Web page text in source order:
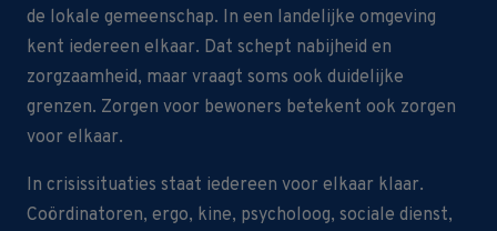
de lokale gemeenschap. In een landelijke omgeving
kent iedereen elkaar. Dat schept nabijheid en
zorgzaamheid, maar vraagt soms ook duidelijke
grenzen. Zorgen voor bewoners betekent ook zorgen
voor elkaar.
In crisissituaties staat iedereen voor elkaar klaar.
Coördinatoren, ergo, kine, psycholoog, sociale dienst,